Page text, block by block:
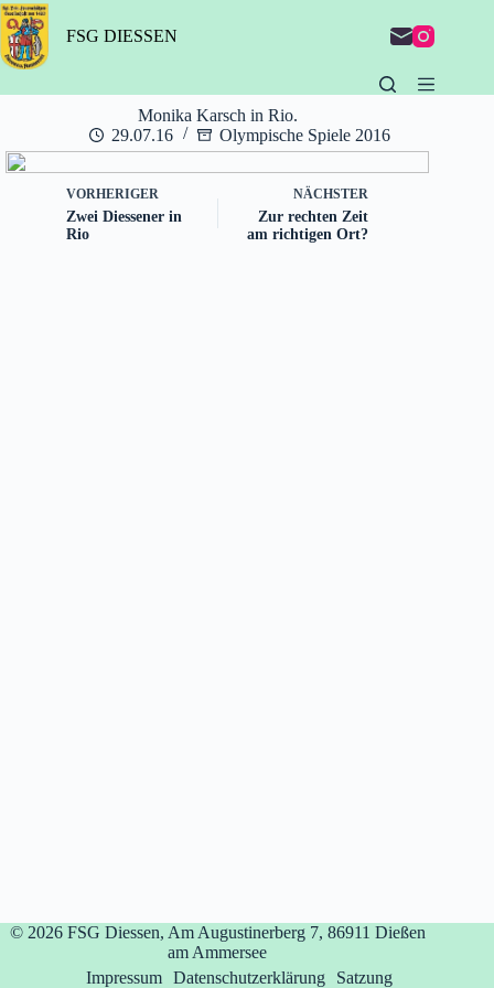
Zum
Inhalt
springen
FSG DIESSEN
Monika Karsch in Rio.
29.07.16
Olympische Spiele 2016
VORHERIGER
Zwei Diessener in
Rio
NÄCHSTER
Zur rechten Zeit
am richtigen Ort?
© 2026 FSG Diessen, Am Augustinerberg 7, 86911 Dießen
am Ammersee
Impressum Datenschutzerklärung Satzung